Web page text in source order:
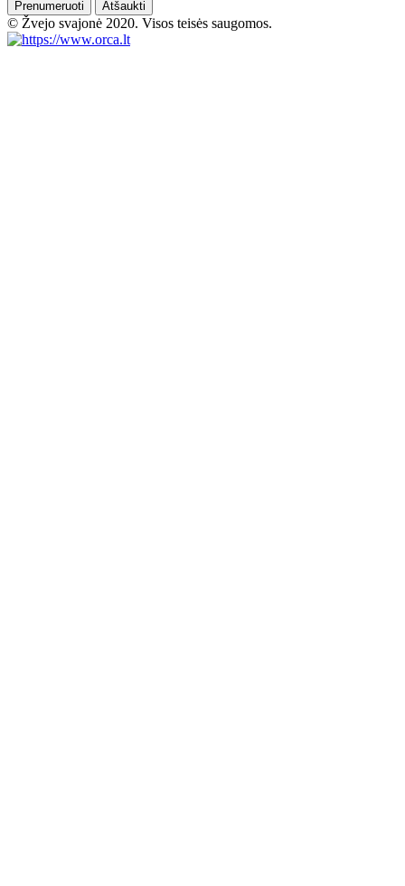
Prenumeruoti Atšaukti
© Žvejo svajonė 2020. Visos teisės saugomos.